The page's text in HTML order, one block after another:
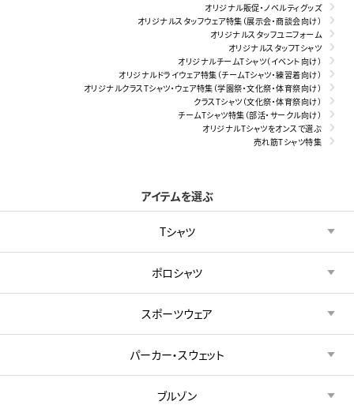
オリジナル販促・ノベルティグッズ
オリジナルスタッフウェア特集（展示会・商談会向け）
オリジナルスタッフユニフォーム
オリジナルスタッフTシャツ
オリジナルチームTシャツ（イベント向け）
オリジナルドライウェア特集（チームTシャツ・練習着向け）
オリジナルクラスTシャツ・ウェア特集（学園祭・文化祭・体育祭向け）
クラスTシャツ（文化祭・体育祭向け）
チームTシャツ特集（部活・サークル向け）
オリジナルTシャツをオンスで選ぶ
売れ筋Tシャツ特集
アイテムを選ぶ
Tシャツ
ポロシャツ
スポーツウェア
パーカー・スウェット
ブルゾン